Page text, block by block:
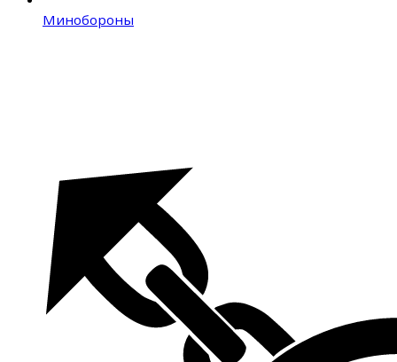
Минобороны